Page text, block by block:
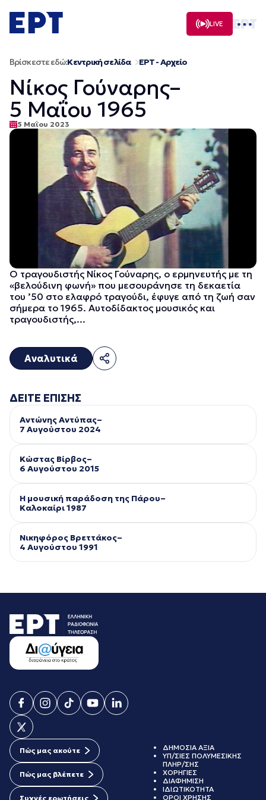
σε
περιεχόμενο
LIVE
Βρίσκεστε εδώ:Κεντρική σελίδα ΕΡΤ - Αρχείο
Νίκος Γούναρης–
5 Μαΐου 1965
5 Μαΐου 2023
Ο τραγουδιστής Νίκος Γούναρης, ο ερμηνευτής με τη
«βελούδινη φωνή» που μεσουράνησε τη δεκαετία
του ’50 στο ελαφρό τραγούδι, έφυγε από τη ζωή σαν
σήμερα το 1965. Αυτοδίδακτος μουσικός και
τραγουδιστής,...
Αναλυτικά
ΔΕΙΤΕ ΕΠΙΣΗΣ
Αντώνης Αντύπας–
7 Αυγούστου 2024
Κώστας Βίρβος–
6 Αυγούστου 2015
Η μουσική παράδοση της Πάρου–
Kαλοκαίρι 1987
Νικηφόρος Βρεττάκος–
4 Αυγούστου 1991
Πώς μας ακούτε
Πώς μας βλέπετε
Συχνές ερωτήσεις
ΔΗΜΟΣΙΑ ΑΞΙΑ
ΥΠ/ΣΙΕΣ ΠΟΛΥΜΕΣΙΚΗΣ
ΠΛΗΡ/ΣΗΣ
ΧΟΡΗΓΙΕΣ
ΔΙΑΦΗΜΙΣΗ
ΙΔΙΩΤΙΚΟΤΗΤΑ
ΟΡΟΙ ΧΡΗΣΗΣ